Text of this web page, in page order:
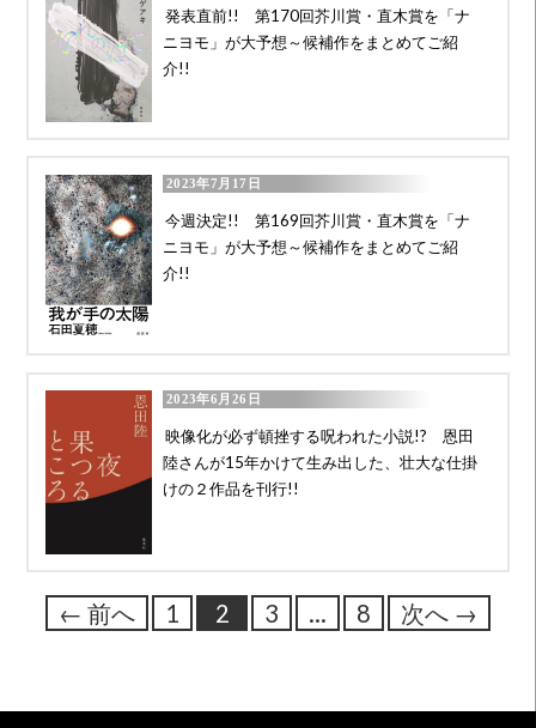
発表直前!! 第170回芥川賞・直木賞を「ナ
ニヨモ」が大予想～候補作をまとめてご紹
介!!
今週決定!! 第169回芥川賞・直木賞を「ナ
ニヨモ」が大予想～候補作をまとめてご紹
介!!
2023年7月17日
映像化が必ず頓挫する呪われた小説!? 恩田
陸さんが15年かけて生み出した、壮大な仕掛
けの２作品を刊行!!
2023年6月26日
← 前へ 1 2 3 … 8 次へ →